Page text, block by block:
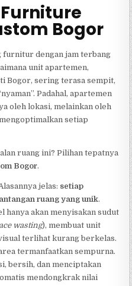
Bogor
furnitur dengan jam terbang
unit apartemen,
Bogor, sering terasa sempit,
Padahal, apartemen
oleh lokasi, melainkan oleh
setiap
ruang ini? Pilihan tepatnya
Bogor.
jelas: setiap
ruang yang unik.
akan menyisakan sudut
wasting), membuat unit
terlihat kurang berkelas.
termanfaatkan sempurna.
bersih, dan menciptakan
mendongkrak nilai